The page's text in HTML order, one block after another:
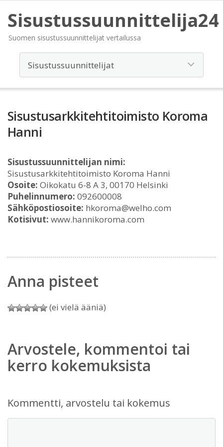
Sisustussuunnittelija24
Suomen sisustussuunnittelijat vertailussa
Sisustusarkkitehtitoimisto Koroma
Hanni
Sisustussuunnittelijan nimi:
Sisustusarkkitehtitoimisto Koroma Hanni
Osoite: Oikokatu 6-8 A 3, 00170 Helsinki
Puhelinnumero: 092600008
Sähköpostiosoite: hkoroma@welho.com
Kotisivut: www.hannikoroma.com
Anna pisteet
(ei vielä ääniä)
Arvostele, kommentoi tai
kerro kokemuksista
Kommentti, arvostelu tai kokemus